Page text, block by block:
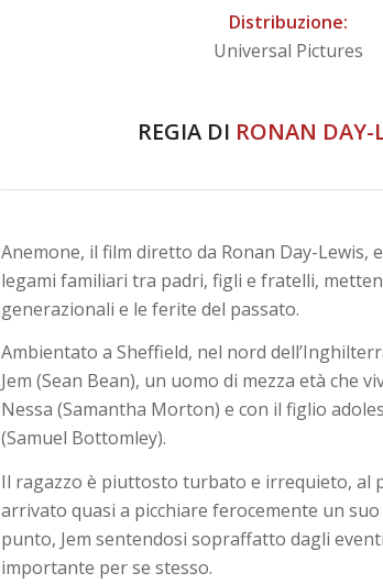
Distribuzione:
Universal Pictures
REGIA DI RONAN DAY-
Anemone, il film diretto da Ronan Day-Lewis,
legami familiari tra padri, figli e fratelli,
generazionali e le ferite del passato.
Ambientato a Sheffield, nel nord
Jem (Sean Bean), un uomo di mezza età che
Nessa (Samantha Morton) e con il figlio
(Samuel Bottomley).
Il ragazzo è piuttosto turbato e irrequieto, al
arrivato quasi a picchiare ferocemente un
punto, Jem sentendosi sopraffatto dagli
importante per se stesso.